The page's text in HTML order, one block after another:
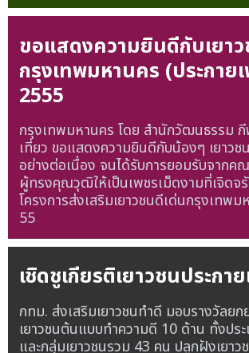
ขอแสดงความยินดีกับเยา
กรุงเทพมหานคร (ประกาย
2555
กรุงเทพมหานคร โดย สำนักวัฒนธรรม กี
เที่ยว ขอแสดงความยินดีกับน้องๆ เยาว
อย่างต่อเนื่อง จนได้รับการยอมรับจากค
ผู้ทรงคุณวุฒิให้เป็นเพชรเม็ดงามที่เจิดจ
โครงการส่งเสริมเยาวชนดีเด่นกรุงเทพม
55
เชิดชูเกียรติเยาวชนประกา
กทม. ส่งเสริมเยาวชนทำดี มอบรางวัลยก
เยาวชนต้นแบบทำความดี 10 ด้าน ทั้งปร
และกลุ่มเยาวชนรวม 43 คน ปลูกฝังเยา